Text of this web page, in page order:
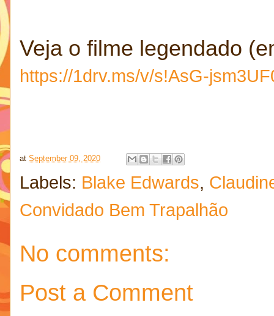
Veja o filme legendado
https://1drv.ms/v/s!AsG-
at September 09, 2020
Labels: Blake Edwards,
Convidado Bem Trapalhão
No comments:
Post a Comment